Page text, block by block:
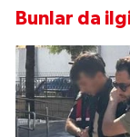
Bunlar da